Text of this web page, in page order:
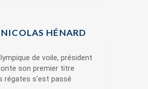
HÉNARD
de voile, président
son premier titre
régates s'est passé